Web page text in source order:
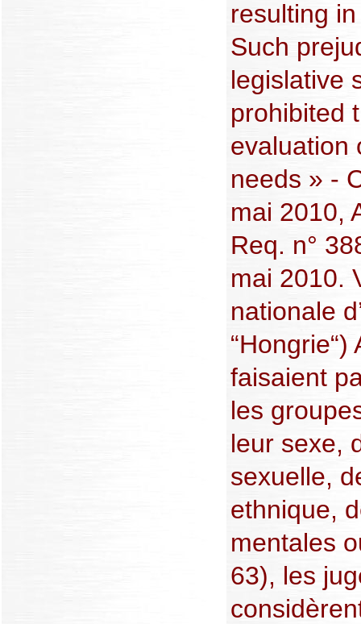
resulting
Such
legislative
prohibited
evaluation
needs » -
mai 2010,
Req. n°
mai 2010.
nationale
faisaient
les
leur sexe,
sexuelle,
ethnique,
mentales
63), les